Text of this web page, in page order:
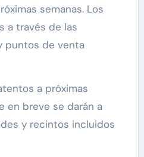
semanas. Los
a través de las
puntos de venta
a próximas
en breve se darán a
y recintos incluidos